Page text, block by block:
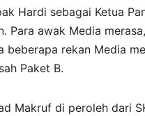
Hardi sebagai Ketua
Para awak Media
beberapa rekan Media
Paket B.
Makruf di peroleh dari